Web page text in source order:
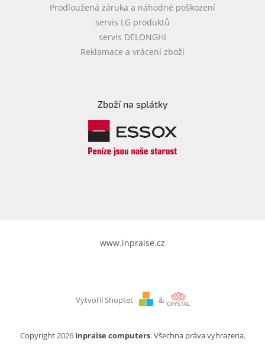
Prodloužená záruka a náhodné poškození
servis LG produktů
servis DELONGHI
Reklamace a vrácení zboží
Zboží na splátky
www.inpraise.cz
Vytvořil Shoptet &
Copyright 2026 Inpraise computers. Všechna práva vyhrazena.